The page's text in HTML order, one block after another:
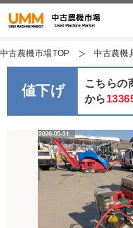
中古農機市場TOP 中古農機
値下げ こちらの
から